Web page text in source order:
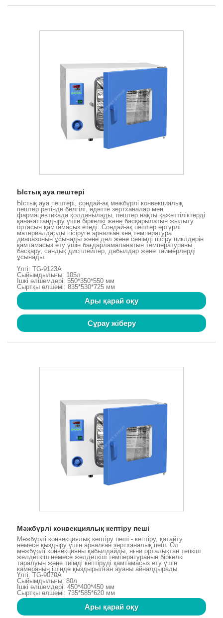
Ыстық ауа пештері
Ыстық ауа пештері, сондай-ақ мәжбүрлі конвекциялық
пештер ретінде белгілі, әдетте зертханалар мен
фармацевтикада қолданылады, пештер нақты қажеттіліктерді
қанағаттандыру үшін біркелкі және басқарылатын жылыту
ортасын қамтамасыз етеді. Сондай-ақ пештер әртүрлі
материалдарды пісіруге арналған кең температура
диапазонын ұсынады және дәл және сенімді пісіру циклдерін
қамтамасыз ету үшін бағдарламаланатын температураны
басқару, сандық дисплейлер, дабылдар және таймерлерді
ұсынады.
Үлгі: TG-9123A
Сыйымдылығы: 105л
Ішкі өлшемдері: 550*350*550 мм
Сыртқы өлшемі: 835*530*725 мм
Ары қарай оқу
Сұрау жіберу
Мәжбүрлі конвекциялық кептіру пеші
Мәжбүрлі конвекциялық кептіру пеші - кептіру, қатайту
немесе қыздыру үшін арналған зертханалық пеш. Ол
мәжбүрлі конвекцияны қабылдайды, яғни орталықтан тепкіш
желдеткіш немесе желдеткіш температураның біркелкі
таралуын және тиімді кептіруді қамтамасыз ету үшін
камераның ішінде қыздырылған ауаны айналдырады.
Үлгі: TG-9070A
Сыйымдылығы: 80л
Ішкі өлшемдері: 450*400*450 мм
Сыртқы өлшемі: 735*585*620 мм
Ары қарай оқу